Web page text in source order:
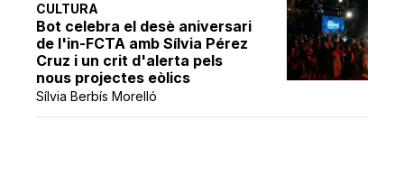
CULTURA
Bot celebra el desè aniversari
de l'in-FCTA amb Sílvia Pérez
Cruz i un crit d'alerta pels
nous projectes eòlics
Sílvia Berbís Morelló